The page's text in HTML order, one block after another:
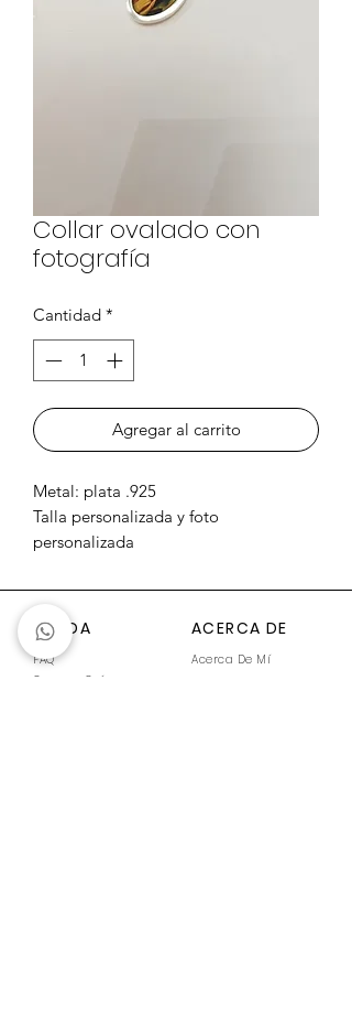
Collar ovalado con
fotografía
Cantidad *
Agregar al carrito
Metal: plata .925
Talla personalizada y foto
personalizada
Hecho a mano, puede tener
imperfecciones leves por ser una
artesanía
AYUDA ACERCA DE
FAQ
Acerca De Mí
Generar Guía